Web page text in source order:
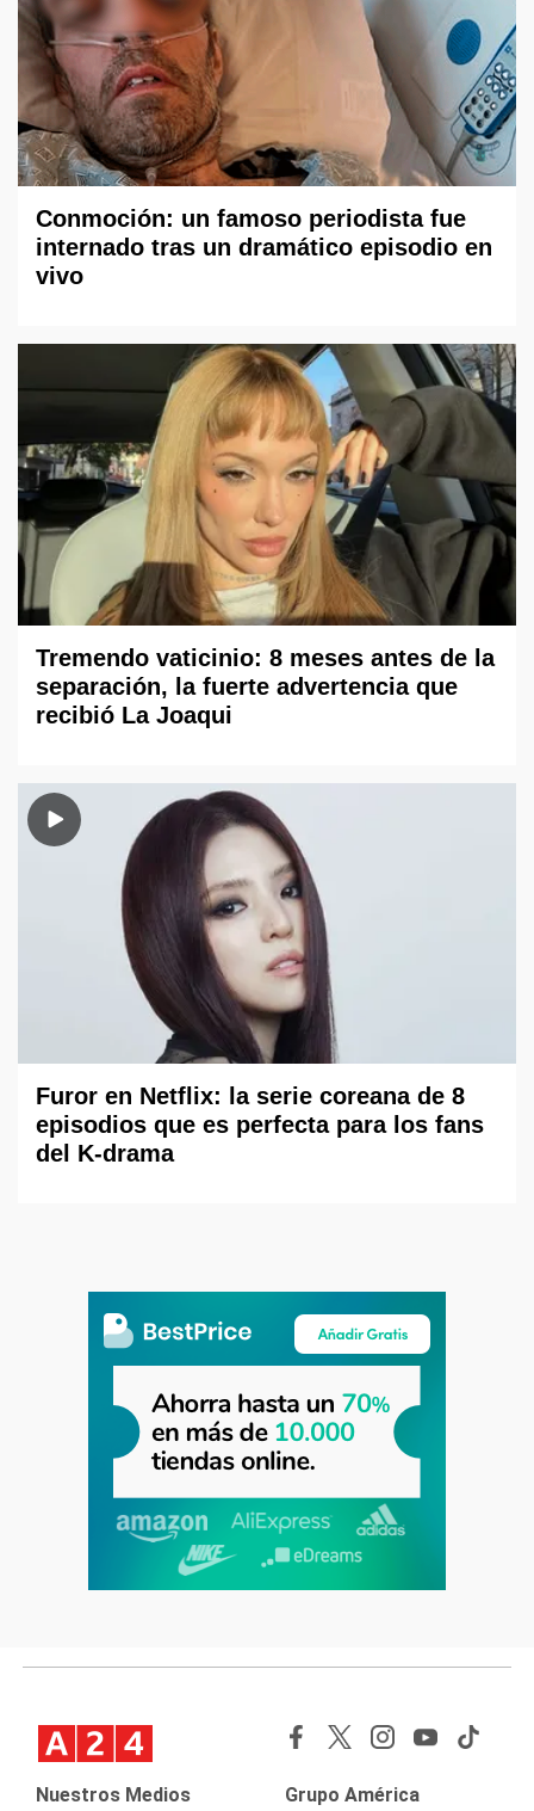
Conmoción: un famoso periodista fue
internado tras un dramático episodio en
vivo
Tremendo vaticinio: 8 meses antes de la
separación, la fuerte advertencia que
recibió La Joaqui
Furor en Netflix: la serie coreana de 8
episodios que es perfecta para los fans
del K-drama
Nuestros Medios Grupo América